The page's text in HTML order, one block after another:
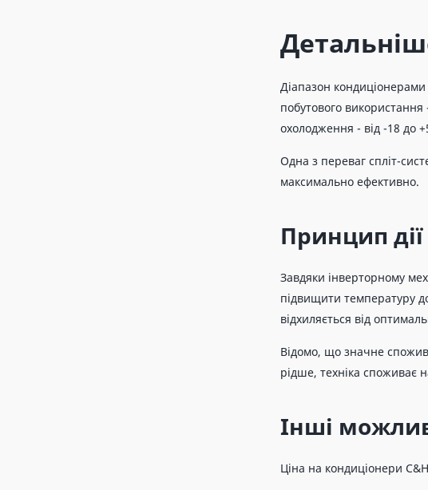
Діапазон
побутового використання
охолодження - від -18 до
Одна з переваг спліт-
максимально ефективно.
Принцип
Завдяки інверторному
підвищити температуру
відхиляється від
Відомо, що значне
рідше, техніка споживає
Інші
Ціна на кондиціонери